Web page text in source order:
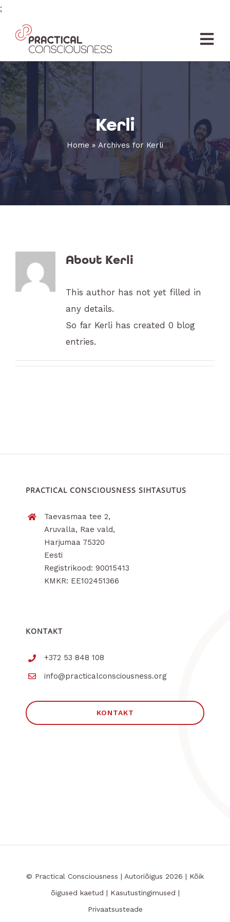
;
content
AVALEHT
ÕPE
LOENGUD
RAAMAT
ÕPETAJAD
KONTAKT
Kerli
Home » Archives for Kerli
About Kerli
This author has not yet filled in
any details.
So far Kerli has created 0 blog
entries.
PRACTICAL CONSCIOUSNESS SIHTASUTUS
Taevasmaa tee 2,
Aruvalla, Rae vald,
Harjumaa 75320
Eesti
Registrikood: 90015413
KMKR: EE102451366
KONTAKT
+372 53 848 108
info@practicalconsciousness.org
KONTAKT
© Practical Consciousness | Autoriõigus 2026 | Kõik
õigused kaetud | Kasutustingimused |
Privaatsusteade